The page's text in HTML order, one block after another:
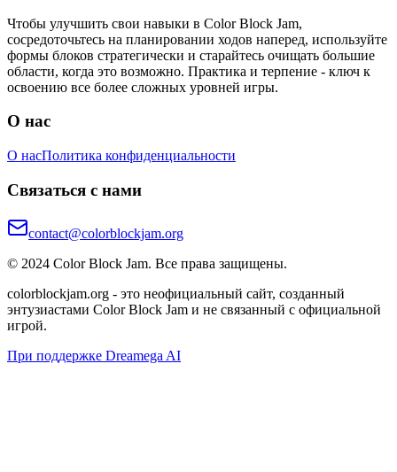
Чтобы улучшить свои навыки в Color Block Jam,
сосредоточьтесь на планировании ходов наперед, используйте
формы блоков стратегически и старайтесь очищать большие
области, когда это возможно. Практика и терпение - ключ к
освоению все более сложных уровней игры.
О нас
О насПолитика конфиденциальности
Связаться с нами
contact@colorblockjam.org
© 2024 Color Block Jam. Все права защищены.
colorblockjam.org - это неофициальный сайт, созданный
энтузиастами Color Block Jam и не связанный с официальной
игрой.
При поддержке Dreamega AI